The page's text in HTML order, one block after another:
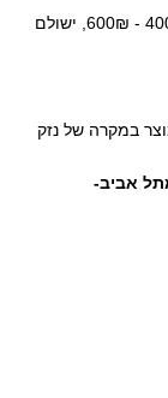
4-14 ימי עסקים 400 - 600₪, ישולם
במקרה של נזק